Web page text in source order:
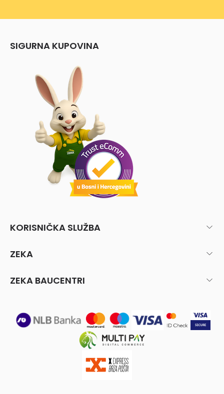
SIGURNA KUPOVINA
KORISNIČKA SLUŽBA
ZEKA
ZEKA BAUCENTRI